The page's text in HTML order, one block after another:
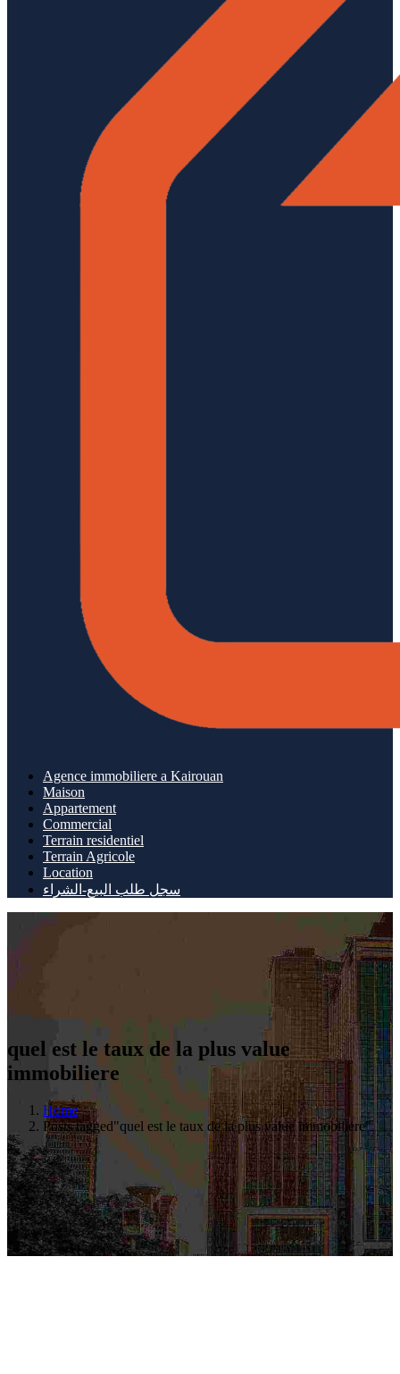
Agence immobiliere a Kairouan
Maison
Appartement
Commercial
Terrain residentiel
Terrain Agricole
Location
سجل طلب البيع-الشراء
quel est le taux de la plus value
immobiliere
Home
Posts tagged"quel est le taux de la plus value immobiliere"